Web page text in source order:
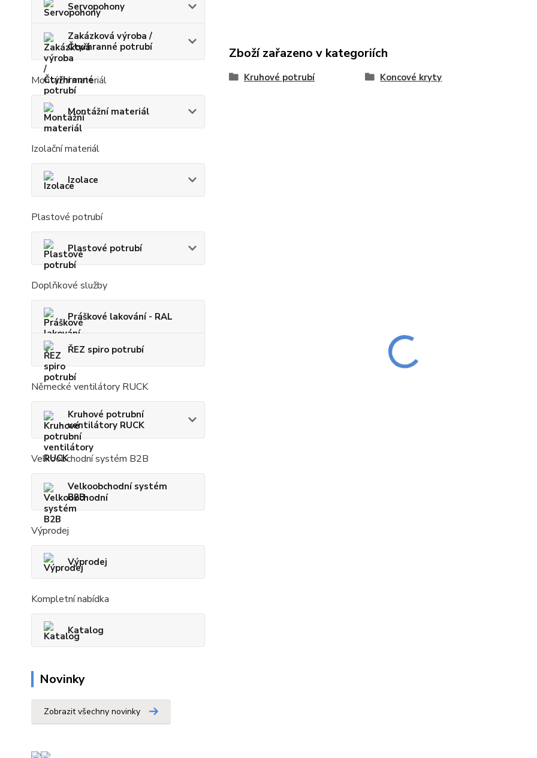
Servopohony
Zakázková výroba /
Čtyřhranné potrubí
Montážní materiál
Montážní materiál
Izolační materiál
Izolace
Plastové potrubí
Plastové potrubí
Doplňkové služby
Práškové lakování - RAL
ŘEZ spiro potrubí
Německé ventilátory RUCK
Kruhové potrubní
ventilátory RUCK
Velkoobchodní systém B2B
Velkoobchodní systém
B2B
Výprodej
Výprodej
Kompletní nabídka
Katalog
Novinky
Zobrazit všechny novinky
Zboží zařazeno v kategoriích
Kruhové potrubí Koncové kryty